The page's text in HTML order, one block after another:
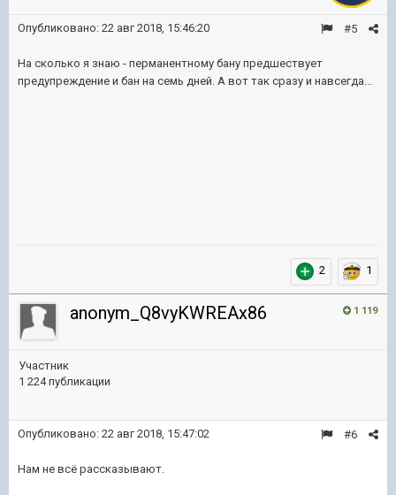
#5
Опубликовано: 22 авг 2018, 15:46:20
На сколько я знаю - перманентному бану предшествует
предупреждение и бан на семь дней. А вот так сразу и навсегда...
2 1
1 119
anonym_Q8vyKWREAx86
Участник
1 224 публикации
#6
Опубликовано: 22 авг 2018, 15:47:02
Нам не всё рассказывают.